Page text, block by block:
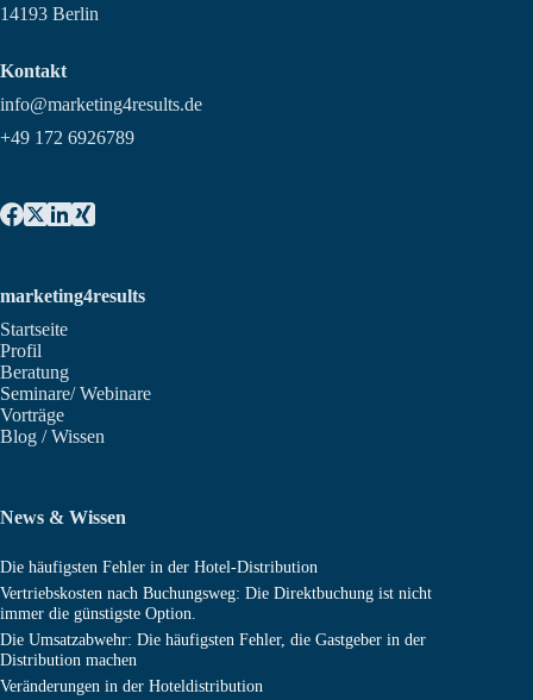
14193 Berlin
Kontakt
info@marketing4results.de
+49 172 6926789
marketing4results
Startseite
Profil
Beratung
Seminare/ Webinare
Vorträge
Blog / Wissen
News & Wissen
Die häufigsten Fehler in der Hotel-Distribution
Vertriebskosten nach Buchungsweg: Die Direktbuchung ist nicht
immer die günstigste Option.
Die Umsatzabwehr: Die häufigsten Fehler, die Gastgeber in der
Distribution machen
Veränderungen in der Hoteldistribution